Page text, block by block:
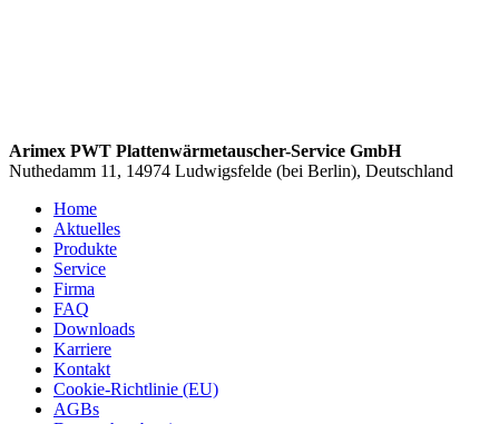
Arimex PWT Plattenwärmetauscher-Service GmbH
Nuthedamm 11, 14974 Ludwigsfelde (bei Berlin), Deutschland
Home
Aktuelles
Produkte
Service
Firma
FAQ
Downloads
Karriere
Kontakt
Cookie-Richtlinie (EU)
AGBs